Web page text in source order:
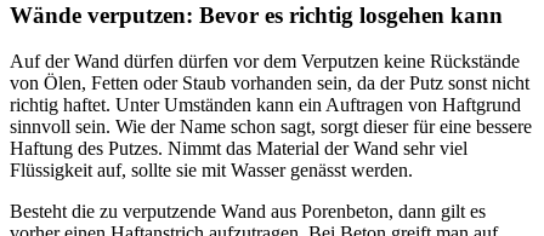
Wände verputzen: Bevor es richtig losgehen kann
Auf der Wand dürfen dürfen vor dem Verputzen keine Rückstände
von Ölen, Fetten oder Staub vorhanden sein, da der Putz sonst nicht
richtig haftet. Unter Umständen kann ein Auftragen von Haftgrund
sinnvoll sein. Wie der Name schon sagt, sorgt dieser für eine bessere
Haftung des Putzes. Nimmt das Material der Wand sehr viel
Flüssigkeit auf, sollte sie mit Wasser genässt werden.
Besteht die zu verputzende Wand aus Porenbeton, dann gilt es